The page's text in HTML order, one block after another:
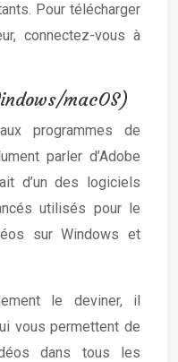
Pour télécharger
connectez-vous à
macOS)
programmes de
parler d’Adobe
d’un des logiciels
utilisés pour le
sur Windows et
le deviner, il
vous permettent de
dans tous les